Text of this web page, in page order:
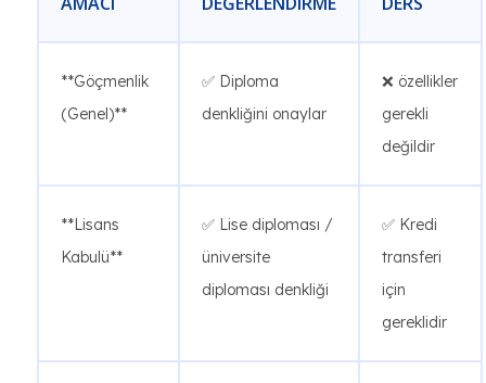
**Göçmenlik
(Genel)**
✅ Diploma
denkliğini onaylar
❌ özellikler
gerekli
değildir
**Lisans
Kabulü**
✅ Lise diploması /
üniversite
diploması denkliği
✅ Kredi
transferi
için
gereklidir